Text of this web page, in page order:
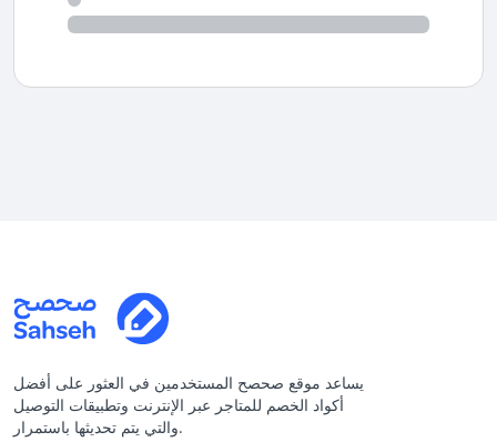
يساعد موقع صحصح المستخدمين في العثور على أفضل
أكواد الخصم للمتاجر عبر الإنترنت وتطبيقات التوصيل
والتي يتم تحديثها باستمرار.